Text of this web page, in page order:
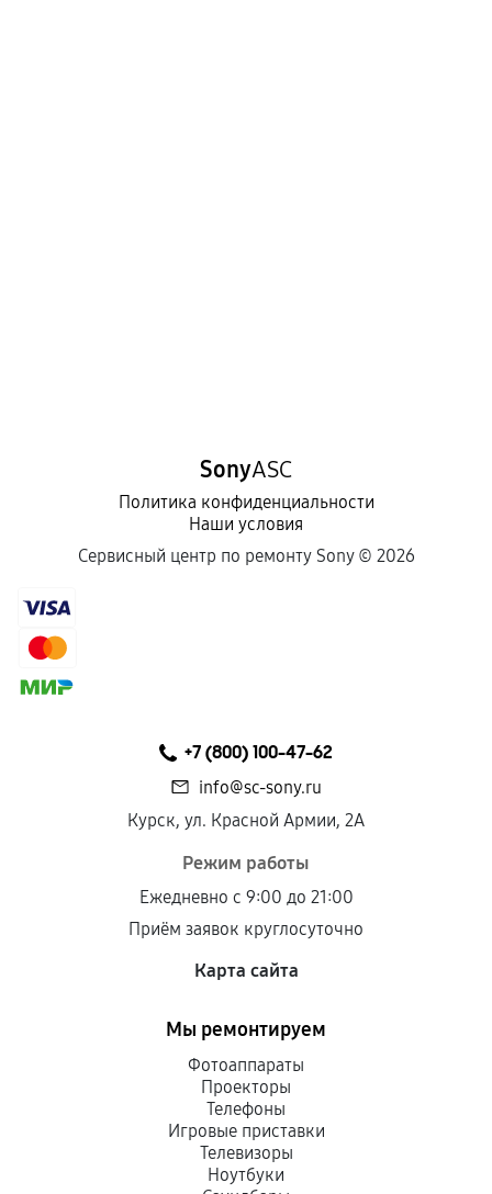
SonyASC
Политика конфиденциальности
Наши условия
Сервисный центр по ремонту Sony © 2026
+7 (800) 100-47-62
info@sc-sony.ru
Курск, ул. Красной Армии, 2А
Режим работы
Ежедневно с 9:00 до 21:00
Приём заявок круглосуточно
Карта сайта
Мы ремонтируем
Фотоаппараты
Проекторы
Телефоны
Игровые приставки
Телевизоры
Ноутбуки